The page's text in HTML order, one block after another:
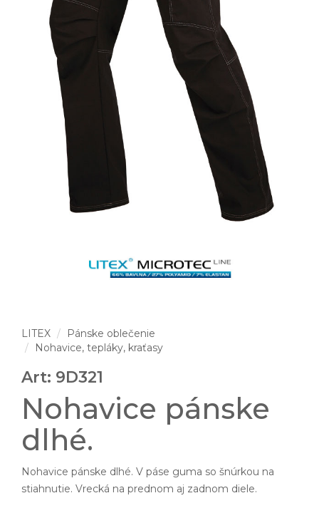
LITEX
Pánske oblečenie
Nohavice, tepláky, kraťasy
Art: 9D321
Nohavice pánske
dlhé.
Nohavice pánske dlhé. V páse guma so šnúrkou na
stiahnutie. Vrecká na prednom aj zadnom diele.